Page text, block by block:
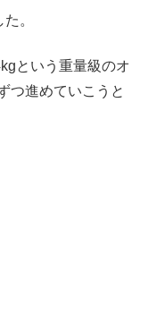
。
という重量級のオ
つ進めていこうと